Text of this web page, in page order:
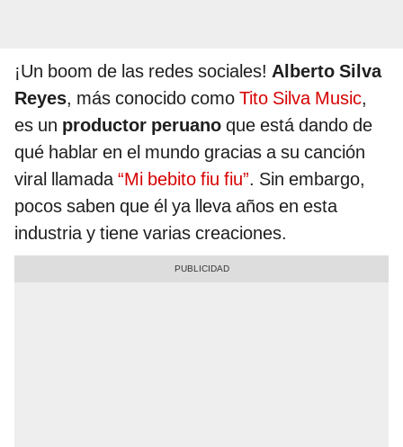
¡Un boom de las redes sociales! Alberto Silva
Reyes, más conocido como Tito Silva Music,
es un productor peruano que está dando de
qué hablar en el mundo gracias a su canción
viral llamada“Mi bebito fiu fiu”. Sin embargo,
pocos saben que él ya lleva años en esta
industria y tiene varias creaciones.